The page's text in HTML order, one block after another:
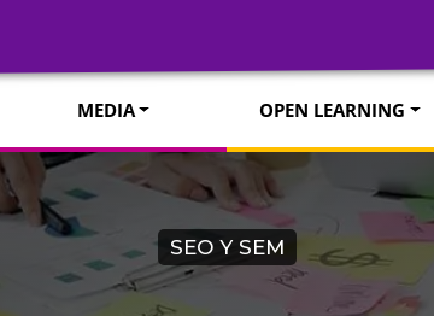
MEDIA OPEN LEARNING
SEO Y SEM